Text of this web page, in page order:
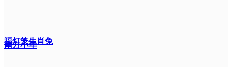
南方小年
福灯笼生肖兔